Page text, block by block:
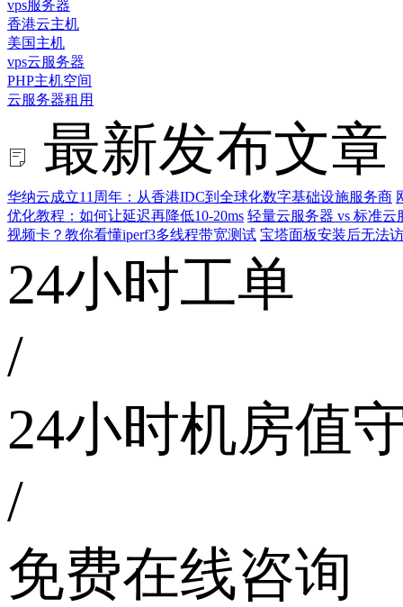
vps服务器
香港云主机
美国主机
vps云服务器
PHP主机空间
云服务器租用
最新发布文章
华纳云成立11周年：从香港IDC到全球化数字基础设施服务商
优化教程：如何让延迟再降低10-20ms 轻量云服务器 vs 标准
视频卡？教你看懂iperf3多线程带宽测试 宝塔面板安装后无法
24小时工单
/
24小时机房值
/
免费在线咨询